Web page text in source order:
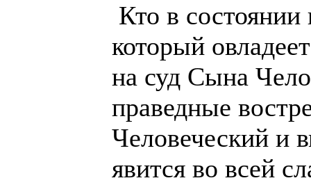
Кто в
который
на суд Сына
праведные
Человеческий и
явится во всей